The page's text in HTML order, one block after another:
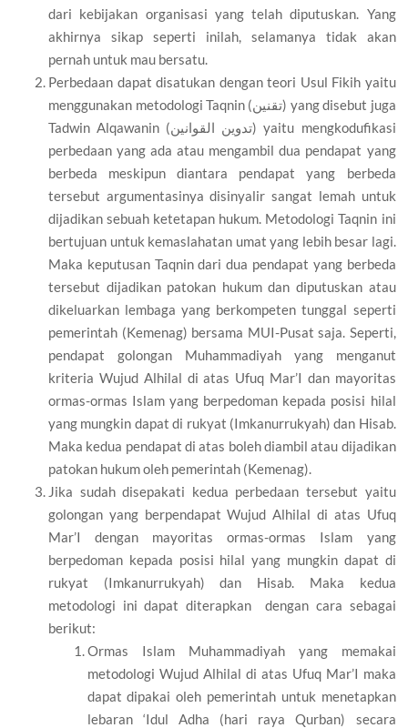
dari kebijakan organisasi yang telah diputuskan. Yang
akhirnya sikap seperti inilah, selamanya tidak akan
pernah untuk mau bersatu.
Perbedaan dapat disatukan dengan teori Usul Fikih yaitu
menggunakan metodologi Taqnin (تقنين) yang disebut juga
Tadwin Alqawanin (تدوين القوانين) yaitu mengkodufikasi
perbedaan yang ada atau mengambil dua pendapat yang
berbeda meskipun diantara pendapat yang berbeda
tersebut argumentasinya disinyalir sangat lemah untuk
dijadikan sebuah ketetapan hukum. Metodologi Taqnin ini
bertujuan untuk kemaslahatan umat yang lebih besar lagi.
Maka keputusan Taqnin dari dua pendapat yang berbeda
tersebut dijadikan patokan hukum dan diputuskan atau
dikeluarkan lembaga yang berkompeten tunggal seperti
pemerintah (Kemenag) bersama MUI-Pusat saja. Seperti,
pendapat golongan Muhammadiyah yang menganut
kriteria Wujud Alhilal di atas Ufuq Mar’I dan mayoritas
ormas-ormas Islam yang berpedoman kepada posisi hilal
yang mungkin dapat di rukyat (Imkanurrukyah) dan Hisab.
Maka kedua pendapat di atas boleh diambil atau dijadikan
patokan hukum oleh pemerintah (Kemenag).
Jika sudah disepakati kedua perbedaan tersebut yaitu
golongan yang berpendapat Wujud Alhilal di atas Ufuq
Mar’I dengan mayoritas ormas-ormas Islam yang
berpedoman kepada posisi hilal yang mungkin dapat di
rukyat (Imkanurrukyah) dan Hisab. Maka kedua
metodologi ini dapat diterapkan dengan cara sebagai
berikut:
Ormas Islam Muhammadiyah yang memakai
metodologi Wujud Alhilal di atas Ufuq Mar’I maka
dapat dipakai oleh pemerintah untuk menetapkan
lebaran ‘Idul Adha (hari raya Qurban) secara